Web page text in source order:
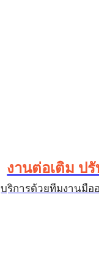
งานต่อเติม ป
บริการด้วยทีมงานมือ